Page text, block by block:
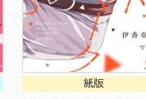
紙版